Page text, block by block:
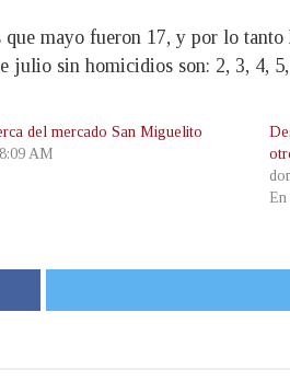
mayo fueron 17, y por lo
julio sin homicidios son: 2, 3, 4,
del mercado San Miguelito
AM